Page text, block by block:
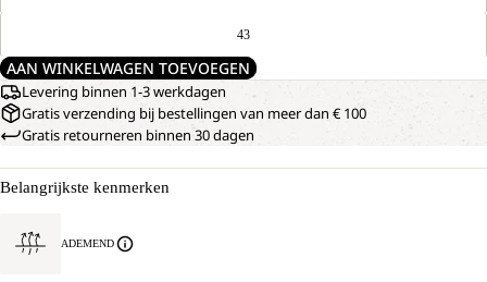
43
AAN WINKELWAGEN TOEVOEGEN
Levering binnen 1-3 werkdagen
Gratis verzending bij bestellingen van meer dan € 100
Gratis retourneren binnen 30 dagen
Belangrijkste kenmerken
ADEMEND